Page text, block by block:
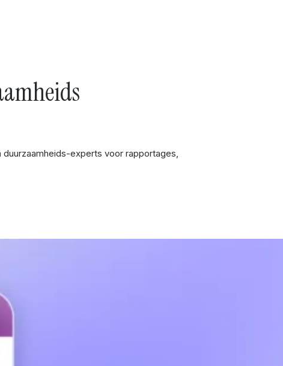
experts voor rapportages,